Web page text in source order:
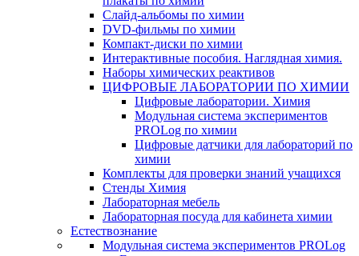
Слайд-альбомы по химии
DVD-фильмы по химии
Компакт-диски по химии
Интерактивные пособия. Наглядная химия.
Наборы химических реактивов
ЦИФРОВЫЕ ЛАБОРАТОРИИ ПО ХИМИИ
Цифровые лаборатории. Химия
Модульная система экспериментов
PROLog по химии
Цифровые датчики для лабораторий по
химии
Комплекты для проверки знаний учащихся
Стенды Химия
Лабораторная мебель
Лабораторная посуда для кабинета химии
Естествознание
Модульная система экспериментов PROLog